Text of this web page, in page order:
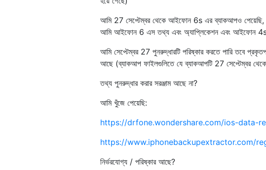
আমি 27 সেপ্টেম্বর থেকে আইফোন 6s এর ব্যাকআপও পেয়েছি,
আমি আইফোন 6 এস তথ্য এবং অ্যাপ্লিকেশন এবং আইফোন 4s
আমি সেপ্টেম্বর 27 পুনরুদ্ধারটি পরিষ্কার করতে পারি তবে
আছে (ব্যাকআপ ফাইলগুলিতে যে ব্যাকআপটি 27 সেপ্টেম্বর
তথ্য পুনরুদ্ধার করার সরঞ্জাম আছে না?
আমি খুঁজে পেয়েছি:
https://drfone.wondershare.com/ios-data-
https://www.iphonebackupextractor.com/
নির্ভরযোগ্য / পরিষ্কার আছে?